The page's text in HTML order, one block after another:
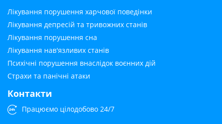
Лікування порушення харчової поведінки
Лікування депресій та тривожних станів
Лікування порушення сна
Лікування нав'язливих станів
Психічні порушення внаслідок воєнних дій
Страхи та панічні атаки
Контакти
Працюємо цілодобово 24/7